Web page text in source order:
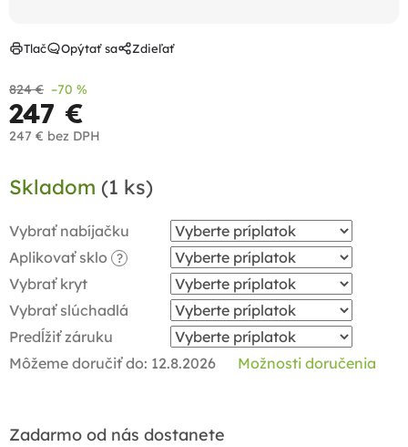
824 € –70 %
247 €
247 € bez DPH
cena:
Skladom (1 ks)
Vybrať nabíjačku
Aplikovať sklo
?
Vybrať kryt
Vybrať slúchadlá
Predĺžiť záruku
Môžeme doručiť do: 12.8.2026 Možnosti doručenia
Zadarmo od nás dostanete
Tlač Opýtať sa Zdieľať